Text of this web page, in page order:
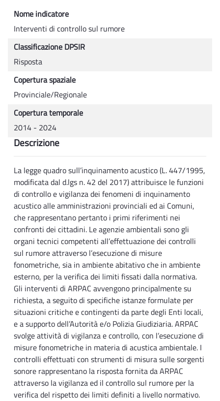
Nome indicatore
Interventi di controllo sul rumore
Classificazione DPSIR
Risposta
Copertura spaziale
Provinciale/Regionale
Copertura temporale
2014 - 2024
Descrizione
La legge quadro sull’inquinamento acustico (L. 447/1995,
modificata dal d.lgs n. 42 del 2017) attribuisce le funzioni
di controllo e vigilanza dei fenomeni di inquinamento
acustico alle amministrazioni provinciali ed ai Comuni,
che rappresentano pertanto i primi riferimenti nei
confronti dei cittadini. Le agenzie ambientali sono gli
organi tecnici competenti all’effettuazione dei controlli
sul rumore attraverso l’esecuzione di misure
fonometriche, sia in ambiente abitativo che in ambiente
esterno, per la verifica dei limiti fissati dalla normativa.
Gli interventi di ARPAC avvengono principalmente su
richiesta, a seguito di specifiche istanze formulate per
situazioni critiche e contingenti da parte degli Enti locali,
e a supporto dell’Autorità e/o Polizia Giudiziaria. ARPAC
svolge attività di vigilanza e controllo, con l’esecuzione di
misure fonometriche in materia di acustica ambientale. I
controlli effettuati con strumenti di misura sulle sorgenti
sonore rappresentano la risposta fornita da ARPAC
attraverso la vigilanza ed il controllo sul rumore per la
verifica del rispetto dei limiti definiti a livello normativo.